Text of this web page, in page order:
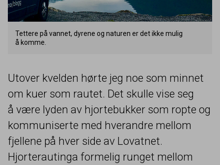
Tettere på vannet, dyrene og naturen er det ikke mulig
å komme.
Utover kvelden hørte jeg noe som minnet
om kuer som rautet. Det skulle vise seg
å være lyden av hjortebukker som ropte og
kommuniserte med hverandre mellom
fjellene på hver side av Lovatnet.
Hjorterautinga formelig runget mellom